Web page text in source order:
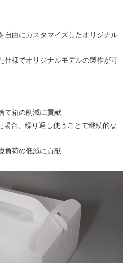
自由にカスタマイズしたオリジナル
仕様でオリジナルモデルの製作が可
て箱の削減に貢献
場合、繰り返し使うことで継続的な
負荷の低減に貢献